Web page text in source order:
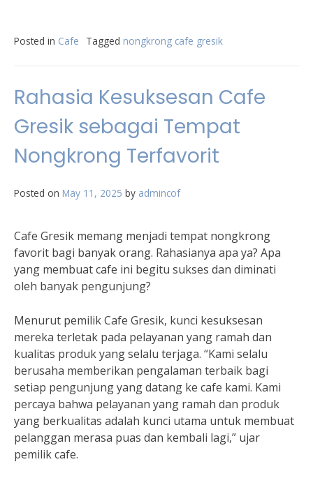
Posted in Cafe Tagged nongkrong cafe gresik
Rahasia Kesuksesan Cafe
Gresik sebagai Tempat
Nongkrong Terfavorit
Posted on May 11, 2025 by admincof
Cafe Gresik memang menjadi tempat nongkrong
favorit bagi banyak orang. Rahasianya apa ya? Apa
yang membuat cafe ini begitu sukses dan diminati
oleh banyak pengunjung?
Menurut pemilik Cafe Gresik, kunci kesuksesan
mereka terletak pada pelayanan yang ramah dan
kualitas produk yang selalu terjaga. “Kami selalu
berusaha memberikan pengalaman terbaik bagi
setiap pengunjung yang datang ke cafe kami. Kami
percaya bahwa pelayanan yang ramah dan produk
yang berkualitas adalah kunci utama untuk membuat
pelanggan merasa puas dan kembali lagi,” ujar
pemilik cafe.